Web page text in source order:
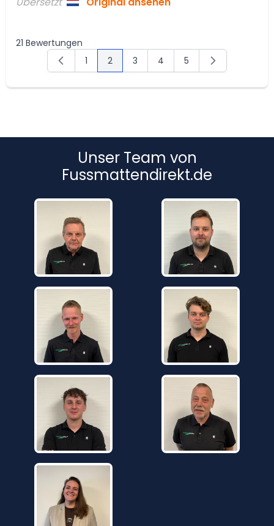
21 Bewertungen
Seite
1 Sie lesen gerade die Seite
2 Seite
3 Seite
4 Seite
5
Unser Team von
Fussmattendirekt.de